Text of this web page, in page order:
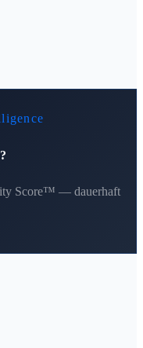
Score™ — dauerhaft